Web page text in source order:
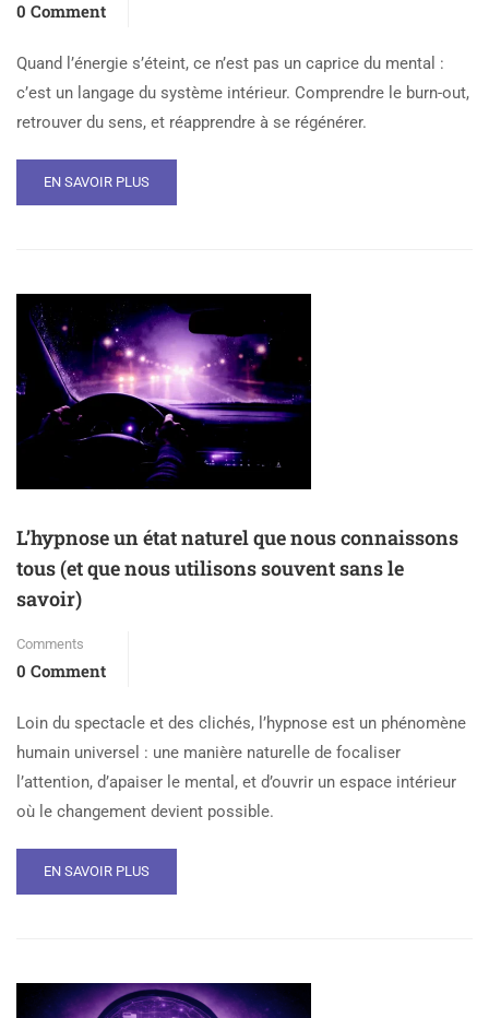
0 Comment
Quand l’énergie s’éteint, ce n’est pas un caprice du mental :
c’est un langage du système intérieur. Comprendre le burn-out,
retrouver du sens, et réapprendre à se régénérer.
EN SAVOIR PLUS
L’hypnose un état naturel que nous connaissons
tous (et que nous utilisons souvent sans le
savoir)
Comments
0 Comment
Loin du spectacle et des clichés, l’hypnose est un phénomène
humain universel : une manière naturelle de focaliser
l’attention, d’apaiser le mental, et d’ouvrir un espace intérieur
où le changement devient possible.
EN SAVOIR PLUS